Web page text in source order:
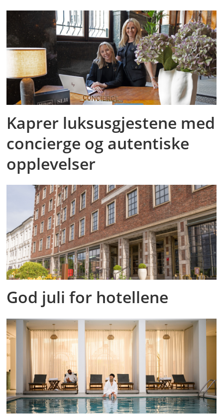
Kaprer luksusgjestene med
concierge og autentiske
opplevelser
God juli for hotellene